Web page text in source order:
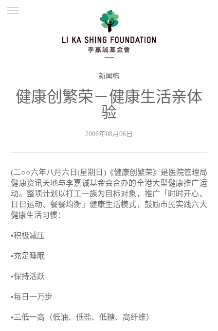
並肩同行
繁體
新闻稿
健康创繁荣－健康生活亲体
验
2006年08月06日
(二○○六年八月六日(星期日)《健康创繁荣》是医院管理局
健康资讯天地与李嘉诚基金会合办的全港大型健康推广运
动。整项计划以打工一族为目标对象，推广「时时开心、
日日运动、餐餐均衡」健康生活模式，鼓励市民实践六大
健康生活习惯：
•积极减压
•充足睡眠
•保持活跃
•每日一万步
•三低一高（低油、低盐、低糖、高纤维）